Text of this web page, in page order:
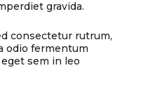
gravida.
consectetur rutrum,
odio fermentum
sem in leo